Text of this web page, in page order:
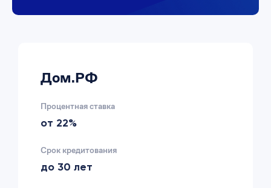
Дом.РФ
Процентная ставка
от 22%
Срок кредитования
до 30 лет